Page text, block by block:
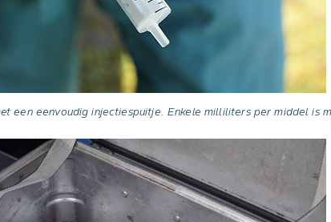
een eenvoudig injectiespuitje. Enkele milliliters per middel is